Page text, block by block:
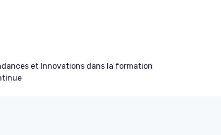
et Innovations dans la formation